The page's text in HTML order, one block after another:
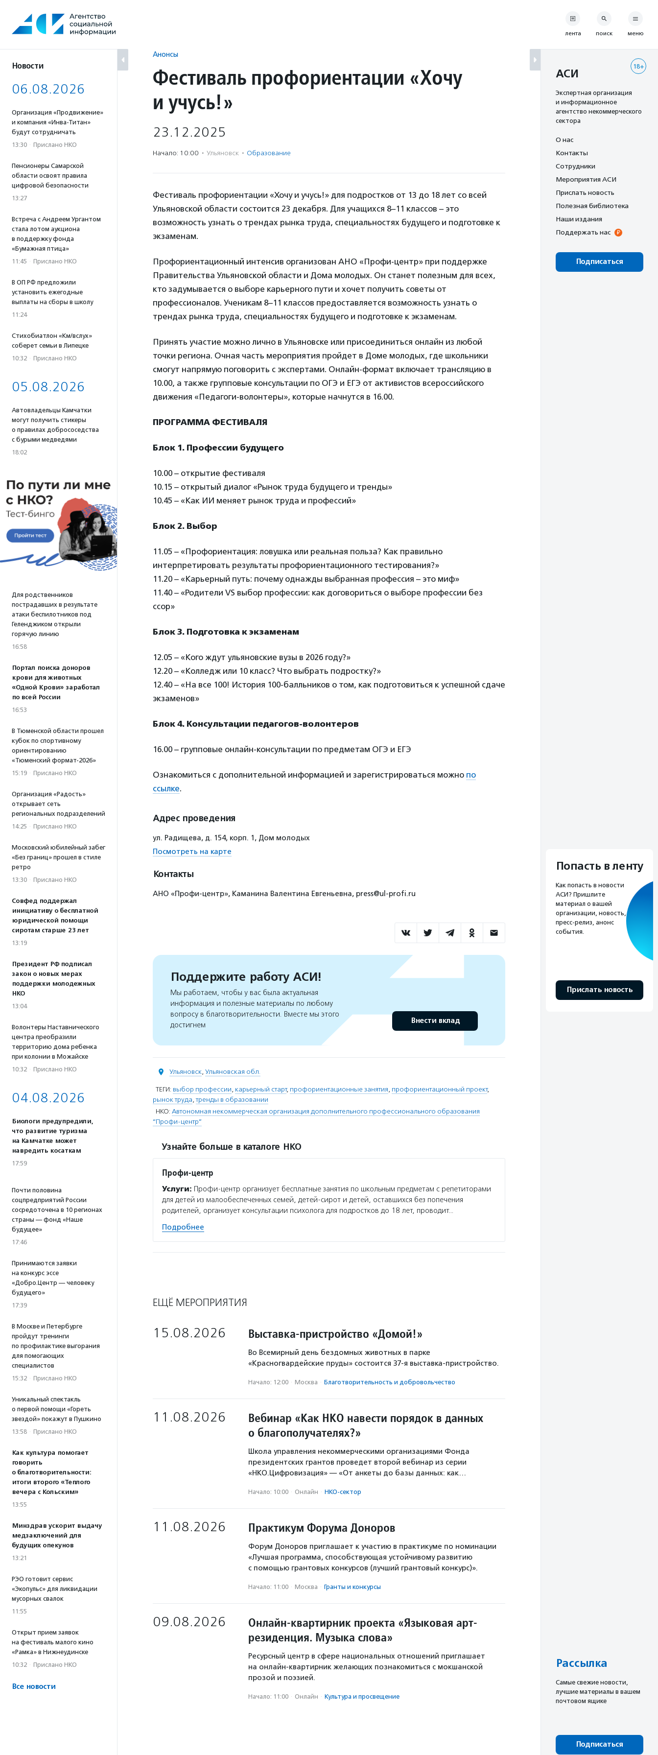
содержанию
Новости
06.08.2026
Организация «Продвижение»
и компания «Инва-Титан»
будут сотрудничать
13:30 · Прислано НКО
Пенсионеры Самарской
области освоят правила
цифровой безопасности
13:27
Встреча с Андреем Ургантом
стала лотом аукциона
в поддержку фонда
«Бумажная птица»
11:45 · Прислано НКО
В ОП РФ предложили
установить ежегодные
выплаты на сборы в школу
11:24
Стихобиатлон «Км/вслух»
соберет семьи в Липецке
10:32 · Прислано НКО
05.08.2026
Автовладельцы Камчатки
могут получить стикеры
о правилах добрососедства
с бурыми медведями
18:02
Для родственников
пострадавших в результате
атаки беспилотников под
Геленджиком открыли
горячую линию
16:58
Портал поиска доноров
крови для животных
«Одной Крови» заработал
по всей России
16:53
В Тюменской области прошел
кубок по спортивному
ориентированию
«Тюменский формат-2026»
15:19 · Прислано НКО
Организация «Радость»
открывает сеть
региональных подразделений
14:25 · Прислано НКО
Московский юбилейный забег
«Без границ» прошел в стиле
ретро
13:30 · Прислано НКО
Совфед поддержал
инициативу о бесплатной
юридической помощи
сиротам старше 23 лет
13:19
Президент РФ подписал
закон о новых мерах
поддержки молодежных
НКО
13:04
Волонтеры Наставнического
центра преобразили
территорию дома ребенка
при колонии в Можайске
10:32 · Прислано НКО
04.08.2026
Биологи предупредили,
что развитие туризма
на Камчатке может
навредить косаткам
17:59
Почти половина
соцпредприятий России
сосредоточена в 10 регионах
страны — фонд «Наше
будущее»
17:46
Принимаются заявки
на конкурс эссе
«Добро.Центр — человеку
будущего»
17:39
В Москве и Петербурге
пройдут тренинги
по профилактике выгорания
для помогающих
специалистов
15:32 · Прислано НКО
Уникальный спектакль
о первой помощи «Гореть
звездой» покажут в Пушкино
13:58 · Прислано НКО
Как культура помогает
говорить
о благотворительности:
итоги второго «Теплого
вечера с Кольским»
13:55
Минздрав ускорит выдачу
медзаключений для
будущих опекунов
13:21
РЭО готовит сервис
«Экопульс» для ликвидации
мусорных свалок
11:55
Открыт прием заявок
на фестиваль малого кино
«Рамка» в Нижнеудинске
10:32 · Прислано НКО
Все новости
Анонсы
Фестиваль профориентации «Хочу
и учусь!»
23.12.2025
Начало: 10:00 · Ульяновск · Образование
Фестиваль профориентации «Хочу и учусь!» для подростков от 13 до 18 лет со всей
Ульяновской области состоится 23 декабря. Для учащихся 8–11 классов – это
возможность узнать о трендах рынка труда, специальностях будущего и подготовке к
экзаменам.
Профориентационный интенсив организован АНО «Профи-центр» при поддержке
Правительства Ульяновской области и Дома молодых. Он станет полезным для всех,
кто задумывается о выборе карьерного пути и хочет получить советы от
профессионалов. Ученикам 8–11 классов предоставляется возможность узнать о
трендах рынка труда, специальностях будущего и подготовке к экзаменам.
Принять участие можно лично в Ульяновске или присоединиться онлайн из любой
точки региона. Очная часть мероприятия пройдет в Доме молодых, где школьники
смогут напрямую поговорить с экспертами. Онлайн-формат включает трансляцию в
10.00, а также групповые консультации по ОГЭ и ЕГЭ от активистов всероссийского
движения «Педагоги-волонтеры», которые начнутся в 16.00.
ПРОГРАММА ФЕСТИВАЛЯ
Блок 1. Профессии будущего
10.00 – открытие фестиваля
10.15 – открытый диалог «Рынок труда будущего и тренды»
10.45 – «Как ИИ меняет рынок труда и профессий»
Блок 2. Выбор
11.05 – «Профориентация: ловушка или реальная польза? Как правильно
интерпретировать результаты профориентационного тестирования?»
11.20 – «Карьерный путь: почему однажды выбранная профессия – это миф»
11.40 – «Родители VS выбор профессии: как договориться о выборе профессии без
ссор»
Блок 3. Подготовка к экзаменам
12.05 – «Кого ждут ульяновские вузы в 2026 году?»
12.20 – «Колледж или 10 класс? Что выбрать подростку?»
12.40 – «На все 100! История 100-балльников о том, как подготовиться к успешной сдаче
экзаменов»
Блок 4. Консультации педагогов-волонтеров
16.00 – групповые онлайн-консультации по предметам ОГЭ и ЕГЭ
Ознакомиться с дополнительной информацией и зарегистрироваться можно по
ссылке.
Адрес проведения
ул. Радищева, д. 154, корп. 1, Дом молодых
Посмотреть на карте
Контакты
АНО «Профи-центр», Каманина Валентина Евгеньевна, press@ul-profi.ru
Поддержите работу АСИ!
Мы работаем, чтобы у вас была актуальная
информация и полезные материалы по любому
вопросу в благотворительности. Вместе мы этого
достигнем
Внести вклад
Ульяновск, Ульяновская обл.
ТЕГИ: выбор профессии, карьерный старт, профориентационные занятия, профориентационный проект,
рынок труда,тренды в образовании
НКО: Автономная некоммерческая организация дополнительного профессионального образования
“Профи-центр”
Узнайте больше в каталоге НКО
Профи-центр
Услуги: Профи-центр организует бесплатные занятия по школьным предметам с репетиторами
для детей из малообеспеченных семей, детей-сирот и детей, оставшихся без попечения
родителей, организует консультации психолога для подростков до 18 лет, проводит…
Подробнее
ЕЩЁ МЕРОПРИЯТИЯ
15.08.2026 Выставка-пристройство «Домой!»
Во Всемирный день бездомных животных в парке
«Красногвардейские пруды» состоится 37-я выставка-пристройство.
Начало: 12:00 · Москва · Благотвори­тель­ность и доброволь­чест­во
11.08.2026
Вебинар «Как НКО навести порядок в данных
о благополучателях?»
Школа управления некоммерческими организациями Фонда
президентских грантов проведет второй вебинар из серии
«НКО.Цифровизация» — «От анкеты до базы данных: как…
Начало: 10:00 · Онлайн · НКО-сектор
11.08.2026 Практикум Форума Доноров
Форум Доноров приглашает к участию в практикуме по номинации
«Лучшая программа, способствующая устойчивому развитию
с помощью грантовых конкурсов (лучший грантовый конкурс)».
Начало: 11:00 · Москва · Гранты и конкурсы
09.08.2026
Онлайн-квартирник проекта «Языковая арт-
резиденция. Музыка слова»
Ресурсный центр в сфере национальных отношений приглашает
на онлайн-квартирник желающих познакомиться с мокшанской
прозой и поэзией.
Начало: 11:00 · Онлайн · Культура и просвещение
лента поиск меню
18+
АСИ
Экспертная организация
и информационное
агентство некоммерческого
сектора
О нас
Контакты
Сотрудники
Мероприятия АСИ
Прислать новость
Полезная библиотека
Наши издания
Поддержать нас
Подписаться
Попасть в ленту
Как попасть в новости
АСИ? Пришлите
материал о вашей
организации, новость,
пресс-релиз, анонс
события.
Прислать новость
Рассылка
Cамые свежие новости,
лучшие материалы в вашем
почтовом ящике
Подписаться